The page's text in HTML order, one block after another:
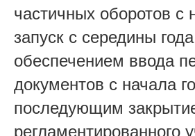
частичных оборотов с
запуск с середины
обеспечением ввода
документов с начала
последующим
регламентированного